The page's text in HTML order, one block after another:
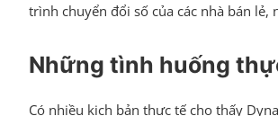
trình chuyển đổi số của các nhà bán
Những tình huống
Có nhiều kịch bản thực tế cho thấy